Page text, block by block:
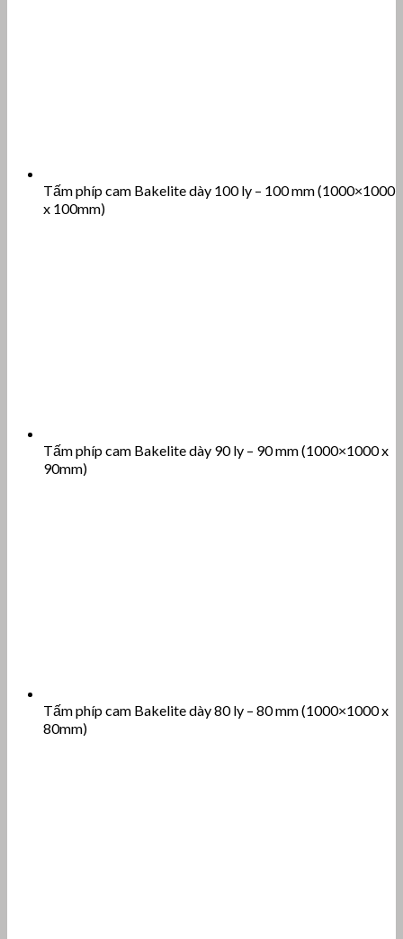
Tấm phíp cam Bakelite dày 100 ly – 100 mm (1000×1000
x 100mm)
Tấm phíp cam Bakelite dày 90 ly – 90 mm (1000×1000 x
90mm)
Tấm phíp cam Bakelite dày 80 ly – 80 mm (1000×1000 x
80mm)